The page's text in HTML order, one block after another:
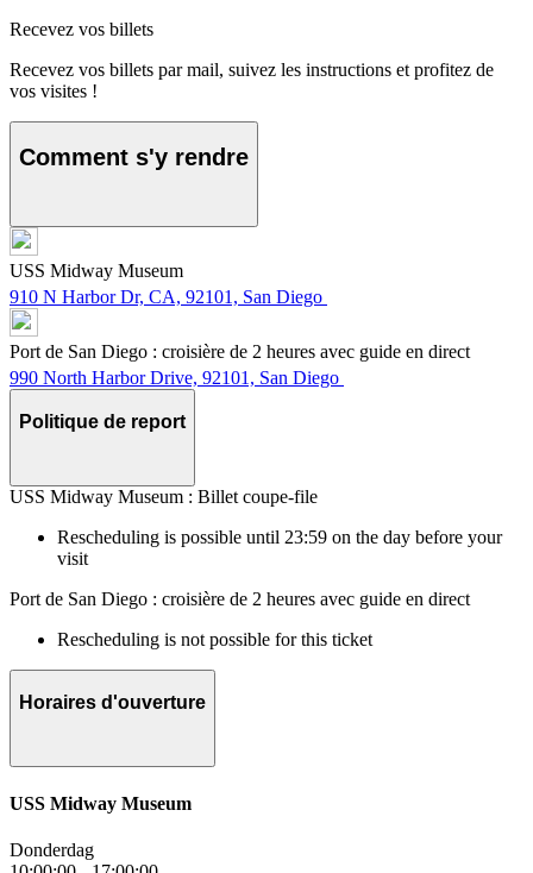
Recevez vos billets
Recevez vos billets par mail, suivez les instructions et profitez de
vos visites !
Comment s'y rendre
USS Midway Museum
910 N Harbor Dr, CA, 92101, San Diego
Port de San Diego : croisière de 2 heures avec guide en direct
990 North Harbor Drive, 92101, San Diego
Politique de report
USS Midway Museum : Billet coupe-file
Rescheduling is possible until 23:59 on the day before your
visit
Port de San Diego : croisière de 2 heures avec guide en direct
Rescheduling is not possible for this ticket
Horaires d'ouverture
USS Midway Museum
Donderdag